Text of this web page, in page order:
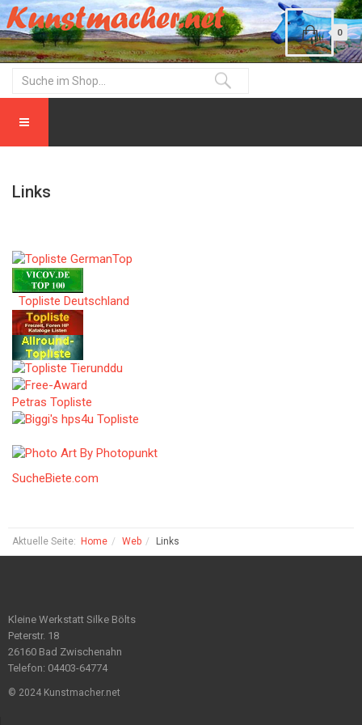
0
Links
Topliste Deutschland
Petras Topliste
SucheBiete.com
Aktuelle Seite: Home Web Links
Kleine Werkstatt Silke Bölts
Peterstr. 18
26160 Bad Zwischenahn
Telefon: 04403-64774
© 2024 Kunstmacher.net